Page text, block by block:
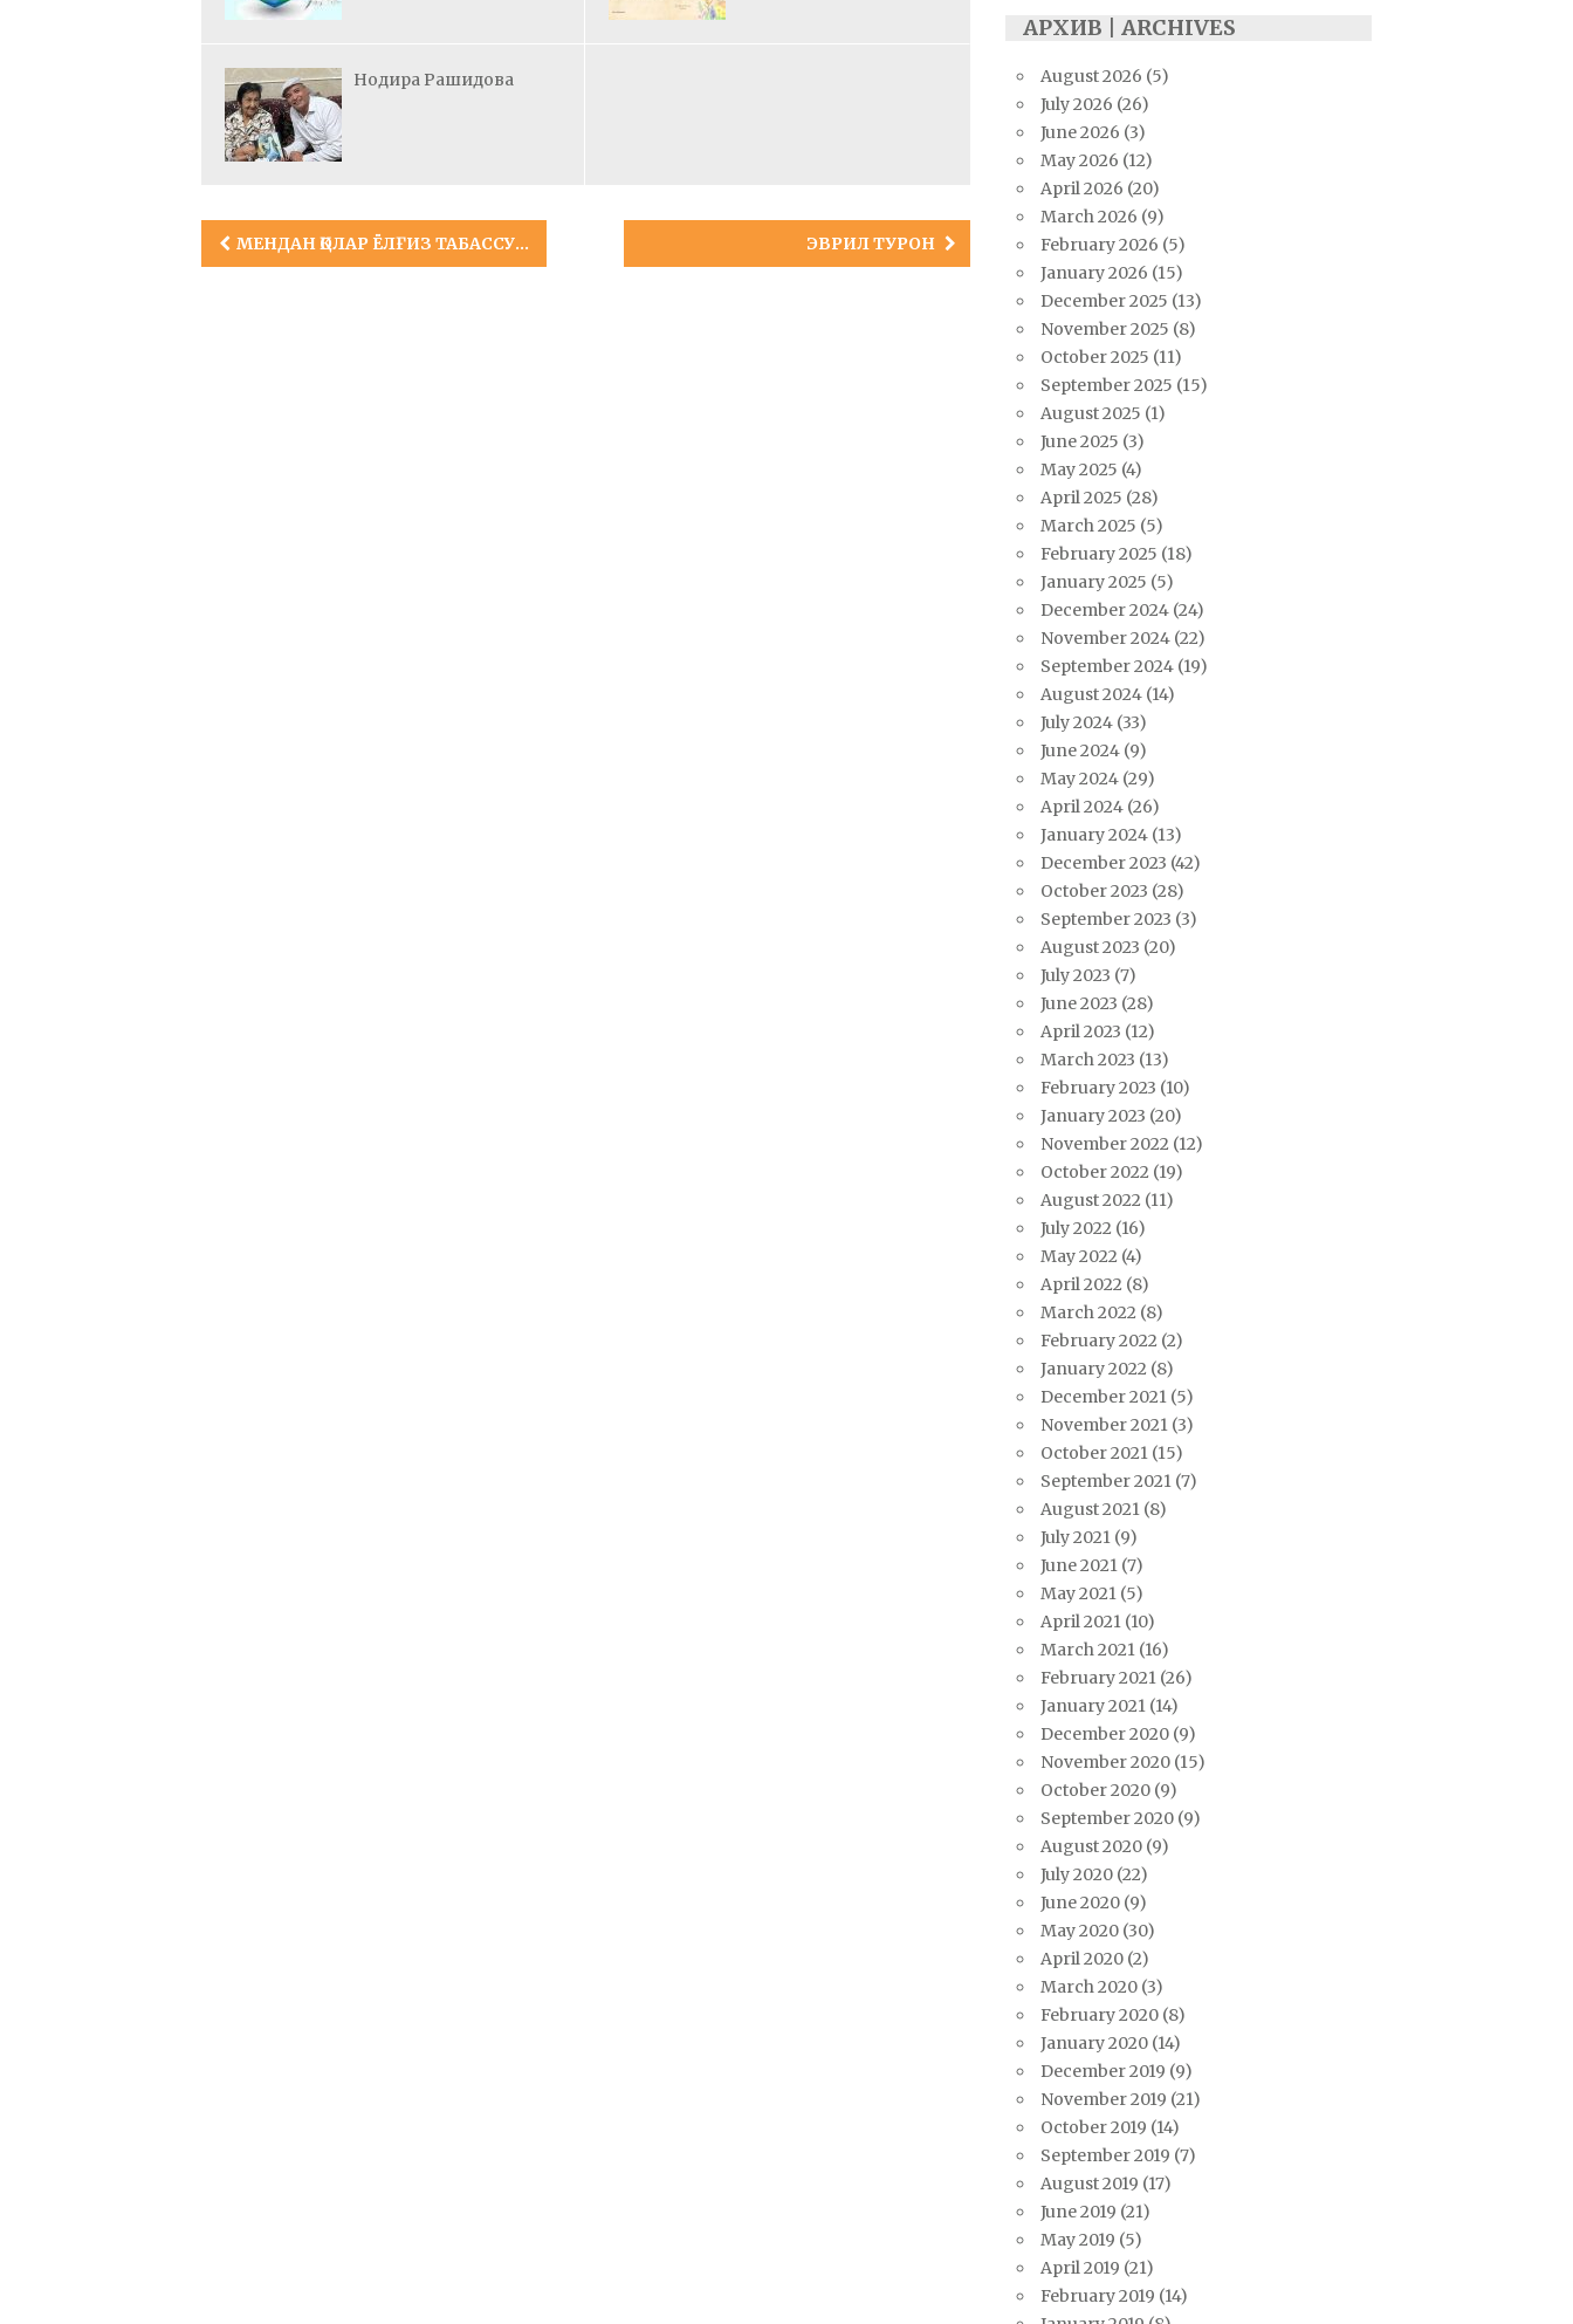
Нодира Рашидова
Post
navigation
МЕНДАН ҚОЛАР ЁЛҒИЗ ТАБАССУМ ЭВРИЛ ТУРОН
АРХИВ | ARCHIVES
August 2026 (5)
July 2026 (26)
June 2026 (3)
May 2026 (12)
April 2026 (20)
March 2026 (9)
February 2026 (5)
January 2026 (15)
December 2025 (13)
November 2025 (8)
October 2025 (11)
September 2025 (15)
August 2025 (1)
June 2025 (3)
May 2025 (4)
April 2025 (28)
March 2025 (5)
February 2025 (18)
January 2025 (5)
December 2024(24)
November 2024(22)
September 2024(19)
August 2024(14)
July 2024(33)
June 2024(9)
May 2024(29)
April 2024(26)
January 2024(13)
December 2023 (42)
October 2023 (28)
September 2023 (3)
August 2023 (20)
July 2023 (7)
June 2023 (28)
April 2023 (12)
March 2023 (13)
February 2023 (10)
January 2023 (20)
November 2022 (12)
October 2022 (19)
August 2022 (11)
July 2022 (16)
May 2022 (4)
April 2022 (8)
March 2022 (8)
February 2022 (2)
January 2022 (8)
December 2021(5)
November 2021(3)
October 2021(15)
September 2021(7)
August 2021(8)
July 2021(9)
June 2021(7)
May 2021(5)
April 2021(10)
March 2021(16)
February 2021(26)
January 2021(14)
December 2020(9)
November 2020(15)
October 2020(9)
September 2020(9)
August 2020(9)
July 2020(22)
June 2020(9)
May 2020(30)
April 2020(2)
March 2020(3)
February 2020(8)
January 2020(14)
December 2019 (9)
November 2019 (21)
October 2019 (14)
September 2019 (7)
August 2019 (17)
June 2019 (21)
May 2019 (5)
April 2019 (21)
February 2019 (14)